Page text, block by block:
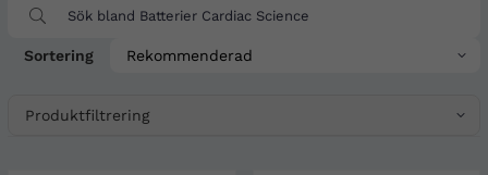
Sortering
Produktfiltrering